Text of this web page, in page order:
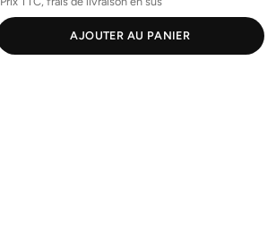
AJOUTER AU PANIER